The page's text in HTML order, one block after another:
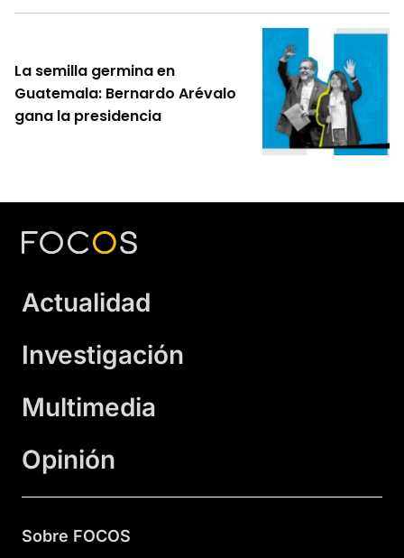
La semilla germina en
Guatemala: Bernardo Arévalo
gana la presidencia
Actualidad
Investigación
Multimedia
Opinión
Sobre FOCOS